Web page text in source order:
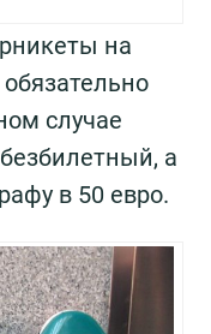
на
случае
а
в 50 евро.